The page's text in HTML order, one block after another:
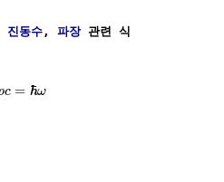
진동수 , 파장 관련 식
c = ℏω